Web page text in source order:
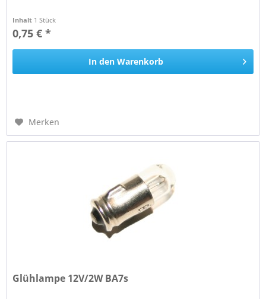
Inhalt 1 Stück
0,75 € *
In den Warenkorb
Merken
Glühlampe 12V/2W BA7s